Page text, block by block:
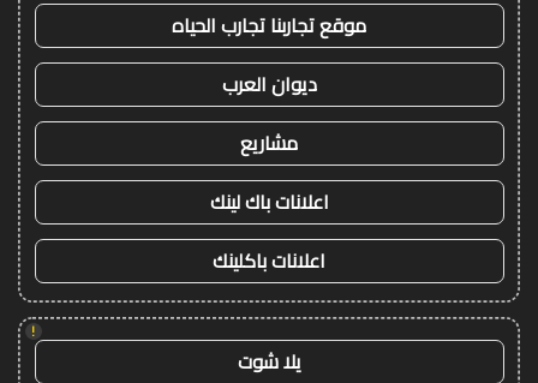
موقع تجاربنا تجارب الحياه
ديوان العرب
مشاريع
اعلانات باك لينك
اعلانات باكلينك
!
يلا شوت